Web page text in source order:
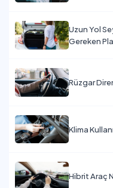
Uzun Yol
Gereken
Rüzgar
Klima
Hibrit Araç